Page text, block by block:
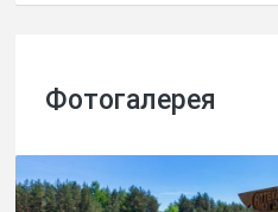
Фотогалерея